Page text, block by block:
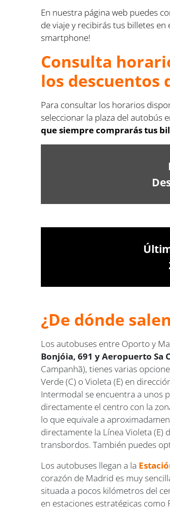
En nuestra página web puedes
de viaje y recibirás tus billetes
smartphone!
Consulta
los descuentos
Para consultar los horarios
seleccionar la plaza del autobús
que siempre comprarás tus
¿De dónde
Los autobuses entre Oporto y
Bonjóia, 691 y Aeropuerto Sa
Campanhã), tienes varias
Verde (C) o Violeta (E) en
Intermodal se encuentra a unos
directamente el centro con la
lo que equivale a
directamente la Línea Violeta
transbordos. También puedes
Los autobuses llegan a la
corazón de Madrid es muy
situada a pocos kilómetros del
en estaciones estratégicas como